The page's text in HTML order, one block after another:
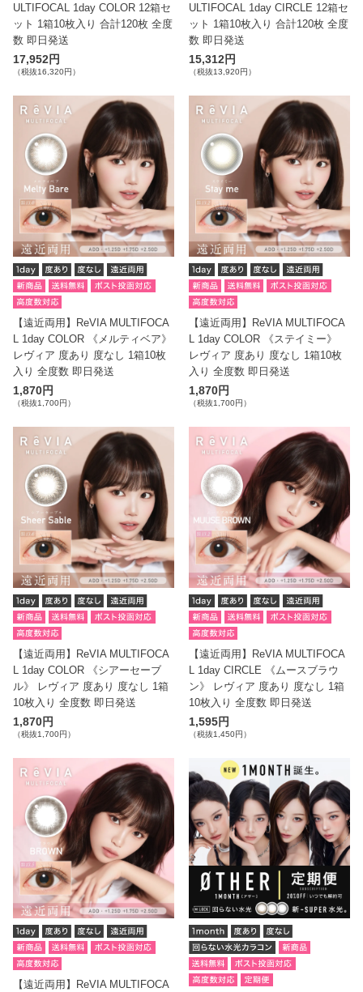
ULTIFOCAL 1day COLOR 12箱セ
ット 1箱10枚入り 合計120枚 全度
数 即日発送
17,952円
（税抜16,320円）
ULTIFOCAL 1day CIRCLE 12箱セ
ット 1箱10枚入り 合計120枚 全度
数 即日発送
15,312円
（税抜13,920円）
【遠近両用】ReVIA MULTIFOCA
L 1day COLOR 《メルティベア》
レヴィア 度あり 度なし 1箱10枚
入り 全度数 即日発送
1,870円
（税抜1,700円）
【遠近両用】ReVIA MULTIFOCA
L 1day COLOR 《ステイミー》
レヴィア 度あり 度なし 1箱10枚
入り 全度数 即日発送
1,870円
（税抜1,700円）
【遠近両用】ReVIA MULTIFOCA
L 1day COLOR 《シアーセーブ
ル》 レヴィア 度あり 度なし 1箱
10枚入り 全度数 即日発送
1,870円
（税抜1,700円）
【遠近両用】ReVIA MULTIFOCA
L 1day CIRCLE 《ムースブラウ
ン》 レヴィア 度あり 度なし 1箱
10枚入り 全度数 即日発送
1,595円
（税抜1,450円）
【遠近両用】ReVIA MULTIFOCA